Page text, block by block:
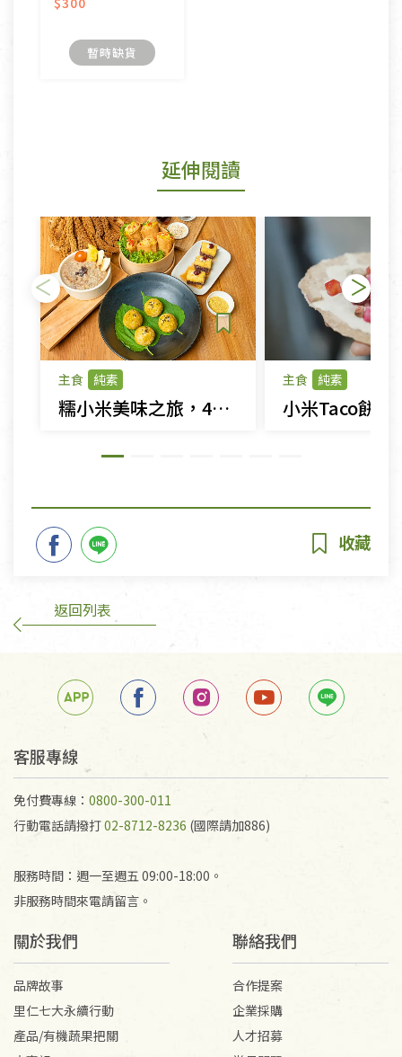
暫時缺貨
延伸閱讀
主食 純素
糯小米美味之旅，4款鹹甜料理讓你吃出驚喜
主食 純素
小米Taco餅
返回列表
客服專線
免付費專線： 0800-300-011
行動電話請撥打02-8712-8236 (國際請加886)
服務時間：週一至週五 09:00-18:00。
非服務時間來電請留言。
關於我們
品牌故事
里仁七大永續行動
產品/有機蔬果把關
聯絡我們
合作提案
企業採購
人才招募